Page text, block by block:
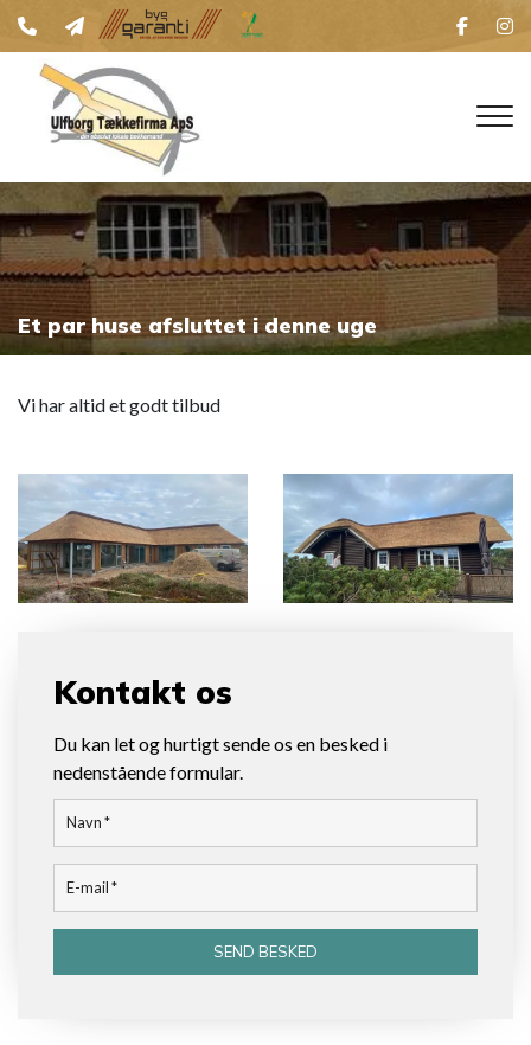
Skip
main
content
Et par huse afsluttet i denne uge
Vi har altid et godt tilbud
Kontakt os
Du kan let og hurtigt sende os en besked i
nedenstående formular.